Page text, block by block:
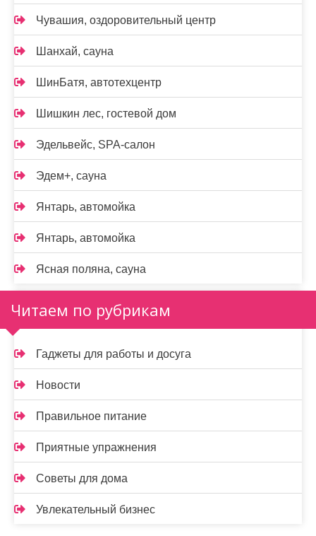
Чувашия, оздоровительный центр
Шанхай, сауна
ШинБатя, автотехцентр
Шишкин лес, гостевой дом
Эдельвейс, SPA-салон
Эдем+, сауна
Янтарь, автомойка
Янтарь, автомойка
Ясная поляна, сауна
Читаем по рубрикам
Гаджеты для работы и досуга
Новости
Правильное питание
Приятные упражнения
Советы для дома
Увлекательный бизнес